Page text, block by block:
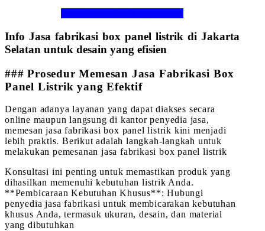
https://instalasilistrik.pt-cas.co.id/
Info Jasa fabrikasi box panel listrik di Jakarta
Selatan untuk desain yang efisien
### Prosedur Memesan Jasa Fabrikasi Box
Panel Listrik yang Efektif
Dengan adanya layanan yang dapat diakses secara
online maupun langsung di kantor penyedia jasa,
memesan jasa fabrikasi box panel listrik kini menjadi
lebih praktis. Berikut adalah langkah-langkah untuk
melakukan pemesanan jasa fabrikasi box panel listrik
Konsultasi ini penting untuk memastikan produk yang
dihasilkan memenuhi kebutuhan listrik Anda.
**Pembicaraan Kebutuhan Khusus**: Hubungi
penyedia jasa fabrikasi untuk membicarakan kebutuhan
khusus Anda, termasuk ukuran, desain, dan material
yang dibutuhkan